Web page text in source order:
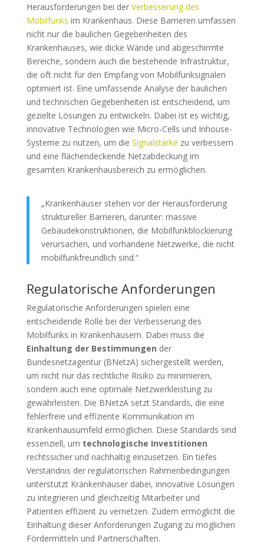
Herausforderungen bei der Verbesserung des
Mobilfunks im Krankenhaus. Diese Barrieren umfassen
nicht nur die baulichen Gegebenheiten des
Krankenhauses, wie dicke Wände und abgeschirmte
Bereiche, sondern auch die bestehende Infrastruktur,
die oft nicht für den Empfang von Mobilfunksignalen
optimiert ist. Eine umfassende Analyse der baulichen
und technischen Gegebenheiten ist entscheidend, um
gezielte Lösungen zu entwickeln. Dabei ist es wichtig,
innovative Technologien wie Micro-Cells und Inhouse-
Systeme zu nutzen, um die Signalstärke zu verbessern
und eine flächendeckende Netzabdeckung im
gesamten Krankenhausbereich zu ermöglichen.
„Krankenhäuser stehen vor der Herausforderung
struktureller Barrieren, darunter: massive
Gebäudekonstruktionen, die Mobilfunkblockierung
verursachen, und vorhandene Netzwerke, die nicht
mobilfunkfreundlich sind.“
Regulatorische Anforderungen
Regulatorische Anforderungen spielen eine
entscheidende Rolle bei der Verbesserung des
Mobilfunks in Krankenhäusern. Dabei muss die
Einhaltung der Bestimmungen der
Bundesnetzagentur (BNetzA) sichergestellt werden,
um nicht nur das rechtliche Risiko zu minimieren,
sondern auch eine optimale Netzwerkleistung zu
gewährleisten. Die BNetzA setzt Standards, die eine
fehlerfreie und effiziente Kommunikation im
Krankenhausumfeld ermöglichen. Diese Standards sind
essenziell, um technologische Investitionen
rechtssicher und nachhaltig einzusetzen. Ein tiefes
Verständnis der regulatorischen Rahmenbedingungen
unterstützt Krankenhäuser dabei, innovative Lösungen
zu integrieren und gleichzeitig Mitarbeiter und
Patienten effizient zu vernetzen. Zudem ermöglicht die
Einhaltung dieser Anforderungen Zugang zu möglichen
Fördermitteln und Partnerschaften.